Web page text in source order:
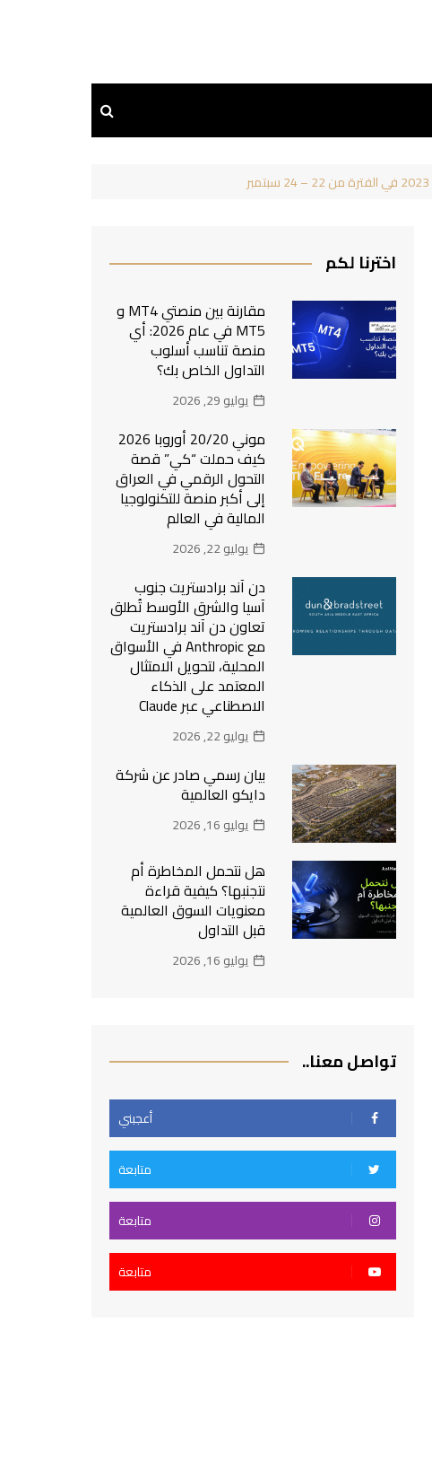
اخترنا لكم
مقارنة بين منصتي MT4 و
MT5 في عام 2026: أي
منصة تناسب أسلوب
التداول الخاص بك؟
يوليو 29, 2026
موني 20/20 أوروبا 2026
كيف حملت “كي” قصة
التحول الرقمي في العراق
إلى أكبر منصة للتكنولوجيا
المالية في العالم
يوليو 22, 2026
دن آند برادستريت جنوب
آسيا والشرق الأوسط تُطلق
تعاون دن آند برادستريت
مع Anthropic في الأسواق
المحلية، لتحويل الامتثال
المعتمد على الذكاء
الاصطناعي عبر Claude
يوليو 22, 2026
بيان رسمي صادر عن شركة
دايكو العالمية
يوليو 16, 2026
هل نتحمل المخاطرة أم
نتجنبها؟ كيفية قراءة
معنويات السوق العالمية
قبل التداول
يوليو 16, 2026
تواصل معنا..
أعجبني
متابعة
متابعة
متابعة